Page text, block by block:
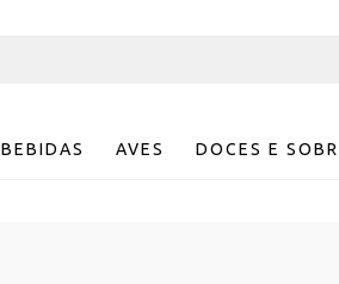
BEBIDAS AVES DOCES E